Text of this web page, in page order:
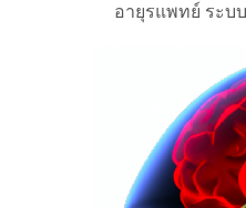
อายุรแพทย์ ระบ